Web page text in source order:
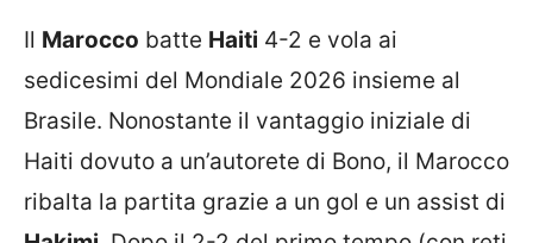
Il Marocco batte Haiti 4-2 e vola ai
sedicesimi del Mondiale 2026 insieme al
Brasile. Nonostante il vantaggio iniziale di
Haiti dovuto a un’autorete di Bono, il Marocco
ribalta la partita grazie a un gol e un assist di